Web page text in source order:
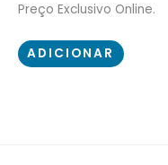
Preço Exclusivo Online.
ADICIONAR